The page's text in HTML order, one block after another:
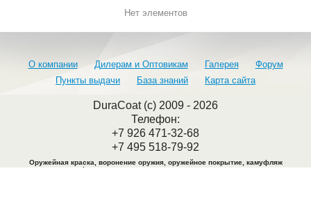
Нет элементов
О компании Дилерам и Оптовикам Галерея
Форум
Пункты выдачи
База знаний Карта сайта
DuraCoat (c) 2009 - 2026
Телефон:
+7 926 471-32-68
+7 495 518-79-92
Оружейная краска, воронение оружия, оружейное покрытие, камуфляж
оружия, камуфляжная краска, воронение металла, покраска оружия.